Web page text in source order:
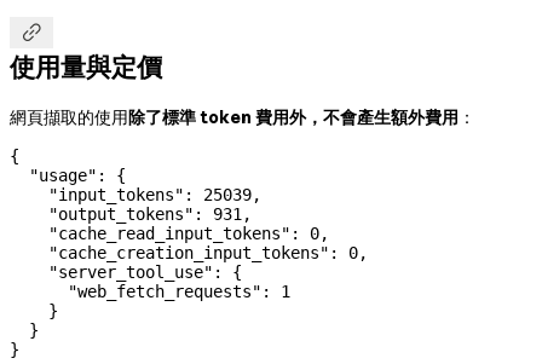

使用量與定價
網頁擷取的使用除了標準 token 費用外，不會產生額外費用 ：
{
  "usage"
: {
    "input_tokens"
: 25039,
    "output_tokens"
: 931 ,
    "cache_read_input_tokens"
: 0,
    "cache_creation_input_tokens"
: 0,
    "server_tool_use"
: {
      "web_fetch_requests"
: 1
    }
  }
}